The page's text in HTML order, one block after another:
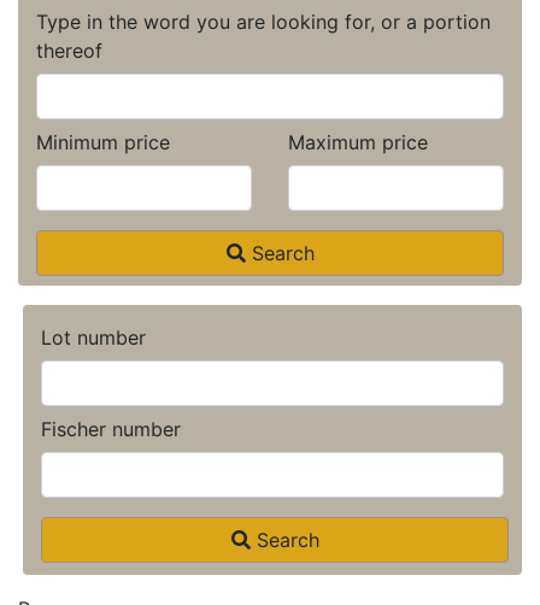
Type in the word you are looking for, or a portion
thereof
Minimum price Maximum price
Search
Lot number
Fischer number
Search